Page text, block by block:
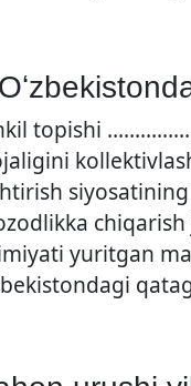
topishi
yuritgan